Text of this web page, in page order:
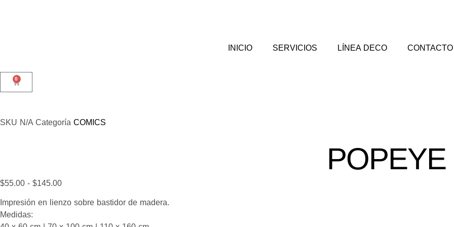
INICIO SERVICIOS LÍNEA DECO CONTACTO
0
SKU N/A Categoría COMICS
$55.00 - $145.00
Impresión en lienzo sobre bastidor de madera.
Medidas: